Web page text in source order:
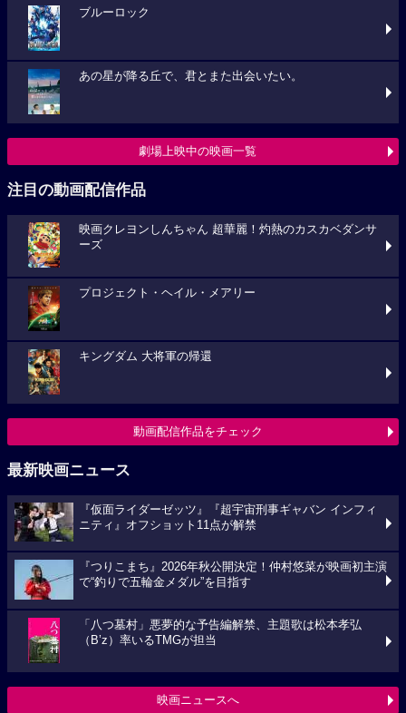
ブルーロック
あの星が降る丘で、君とまた出会いたい。
劇場上映中の映画一覧
注目の動画配信作品
映画クレヨンしんちゃん 超華麗！灼熱のカスカベダンサ
ーズ
プロジェクト・ヘイル・メアリー
キングダム 大将軍の帰還
動画配信作品をチェック
最新映画ニュース
『仮面ライダーゼッツ』『超宇宙刑事ギャバン インフィ
ニティ』オフショット11点が解禁
『つりこまち』2026年秋公開決定！仲村悠菜が映画初主演
で“釣りで五輪金メダル”を目指す
「八つ墓村」悪夢的な予告編解禁、主題歌は松本孝弘
（B’z）率いるTMGが担当
映画ニュースへ